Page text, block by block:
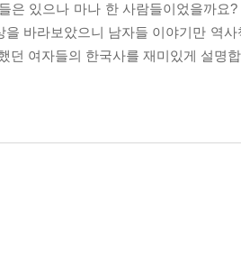
은 있으나 마나 한 사람들이었을까
바라보았으니 남자들 이야기만 역
던 여자들의 한국사를 재미있게 설명